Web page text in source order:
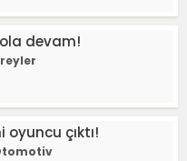
devam!
oyuncu çıktı!